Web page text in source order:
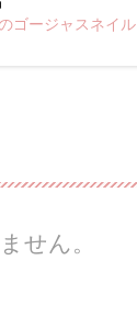
ゴージャスネイル
せん。